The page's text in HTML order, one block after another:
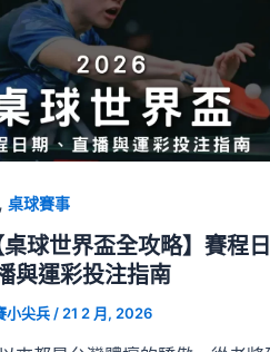
, 桌球賽事
球世界盃全攻略】賽程日
與運彩投注指南
小尖兵 / 21 2 月, 2026